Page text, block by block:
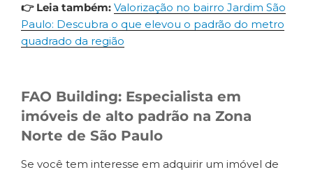
👉 Leia também: Valorização no bairro Jardim São
Paulo: Descubra o que elevou o padrão do metro
quadrado da região
FAO Building: Especialista em
imóveis de alto padrão na Zona
Norte de São Paulo
Se você tem interesse em adquirir um imóvel de